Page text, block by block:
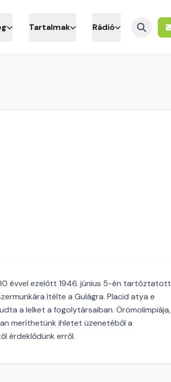
Tartalmak Rádió
évvel ezelőtt 1946. június 5-én tartóztatott
ítélte a Gulágra. Placid atya e
a lelket a fogolytársaiban. Örömolimpiája,
meríthetünk ihletet üzenetéből a
érdeklődünk erről.